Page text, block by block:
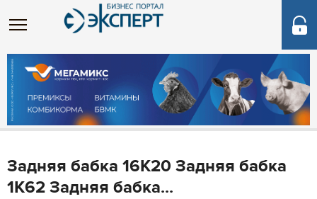
Задняя бабка 16К20 Задняя бабка
1К62 Задняя бабка...